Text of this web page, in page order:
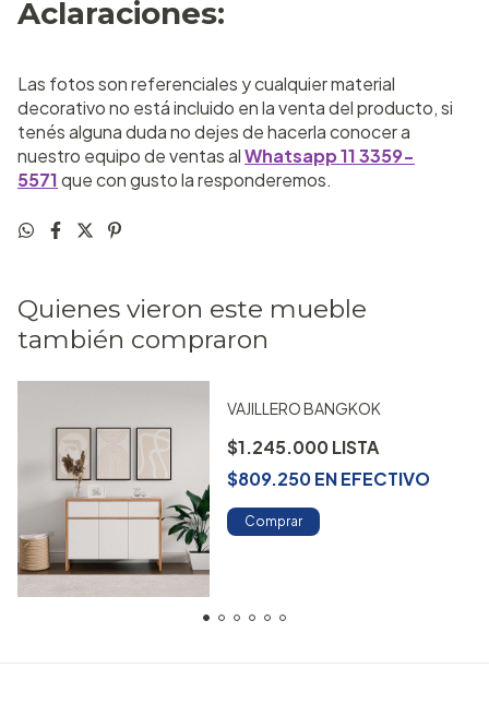
Aclaraciones:
Las fotos son referenciales y cualquier material
decorativo no está incluido en la venta del producto, si
tenés alguna duda no dejes de hacerla conocer a
nuestro equipo de ventas alWhatsapp 11 3359-
5571que con gusto la responderemos.
Quienes vieron este mueble
también compraron
VAJILLERO BANGKOK
$1.245.000
$809.250ENEFECTIVO
Comprar